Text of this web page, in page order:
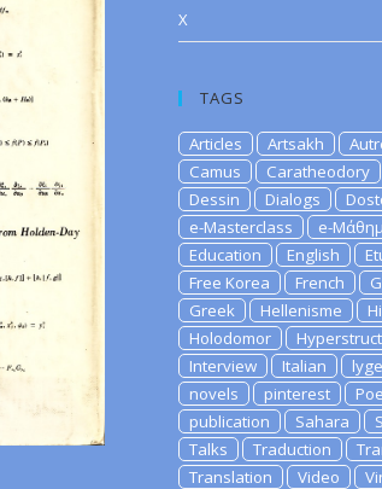
X
TAGS
Articles Artsakh
Camus
Caratheodory
Dessin
Dialogs
e-Masterclass
e-
Education
English
Free Korea
French
Greek
Hellenisme
Holodomor
Interview
Italian
novels
pinterest
publication
Sahara
Talks
Traduction
Translation
Video